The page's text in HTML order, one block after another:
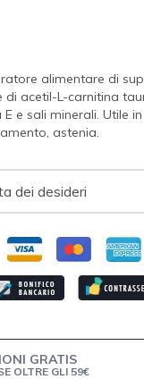
alimentare di
di acetil-L-carnitina
e sali minerali. Utile
astenia.
dei desideri
GRATIS
OLTRE GLI 59€